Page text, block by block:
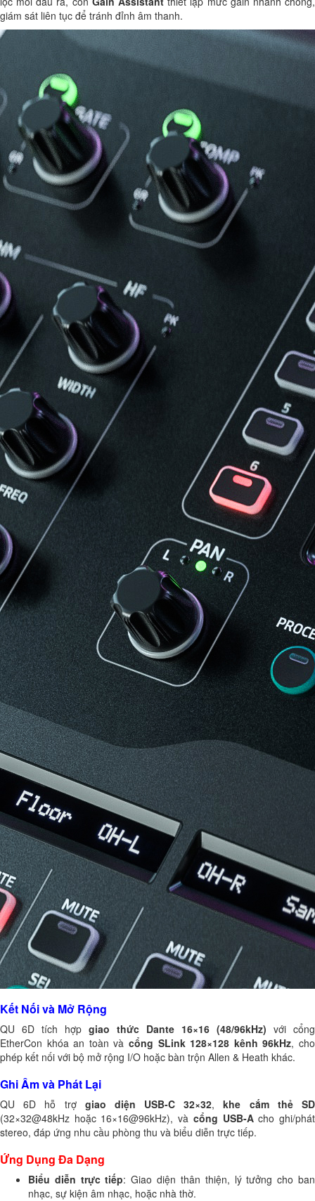
giám sát liên tục để tránh đỉnh âm thanh.
Kết Nối và Mở Rộng
QU 6D tích hợp giao thức Dante 16×16 (48/96kHz) với cổng
EtherCon khóa an toàn và cổng SLink 128×128 kênh 96kHz, cho
phép kết nối với bộ mở rộng I/O hoặc bàn trộn Allen & Heath khác.
Ghi Âm và Phát Lại
QU 6D hỗ trợ giao diện USB-C 32×32,khe cắm thẻ SD
(32×32@48kHz hoặc 16×16@96kHz), và cổng USB-Acho ghi/phát
stereo, đáp ứng nhu cầu phòng thu và biểu diễn trực tiếp.
Ứng Dụng Đa Dạng
Biểu diễn trực tiếp: Giao diện thân thiện, lý tưởng cho ban
nhạc, sự kiện âm nhạc, hoặc nhà thờ.